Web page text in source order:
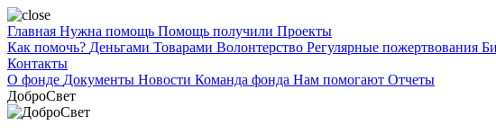
Главная Нужна помощь Помощь получили Проекты
Как помочь? Деньгами Товарами Волонтерство Регулярные пожертвования
Контакты
О фонде Документы Новости Команда фонда Нам помогают Отчеты
ДоброСвет